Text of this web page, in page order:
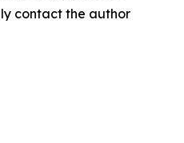
contact the author